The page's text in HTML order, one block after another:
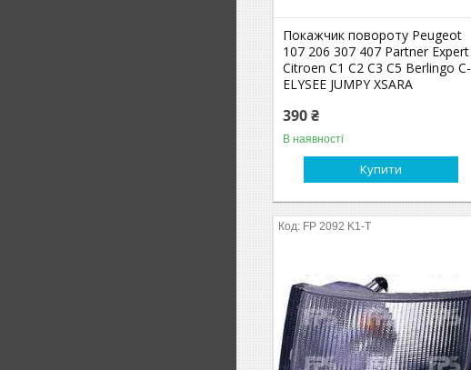
Покажчик повороту Peugeot
107 206 307 407 Partner Expert
Citroen C1 C2 C3 C5 Berlingo C-
ELYSEE JUMPY XSARA
390 ₴
В наявності
Купити
FP 2092 K1-T